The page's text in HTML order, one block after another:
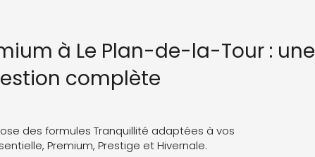
à Le Plan-de-la-Tour : une
complète
des formules Tranquillité adaptées à vos
Premium, Prestige et Hivernale.